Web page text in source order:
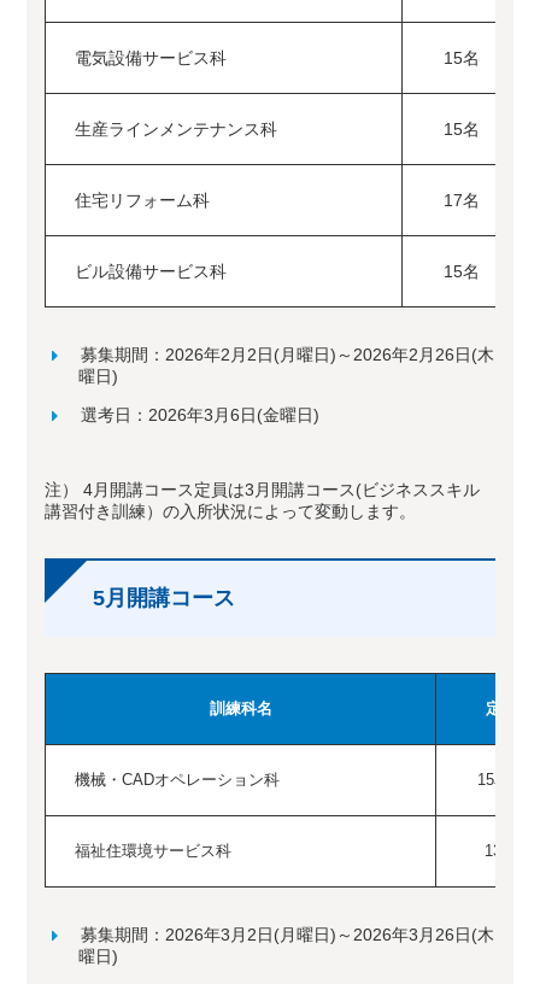
電気設備サービス科 15名
生産ラインメンテナンス科 15名
住宅リフォーム科 17名
ビル設備サービス科 15名
募集期間：2026年2月2日(月曜日)～2026年2月26日(木
曜日)
選考日：2026年3月6日(金曜日)
注） 4月開講コース定員は3月開講コース(ビジネススキル
講習付き訓練）の入所状況によって変動します。
5月開講コース
訓練科名 定員
機械・CADオペレーション科 15名
福祉住環境サービス科 13名
募集期間：2026年3月2日(月曜日)～2026年3月26日(木
曜日)